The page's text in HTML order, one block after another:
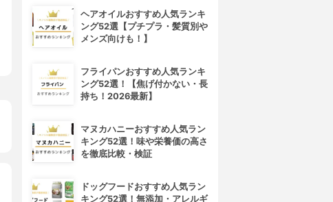
ヘアオイルおすすめ人気ランキ
ング52選【プチプラ・髪質別や
メンズ向けも！】
フライパンおすすめ人気ランキ
ング52選！【焦げ付かない・長
持ち！2026最新】
マヌカハニーおすすめ人気ラン
キング52選！味や栄養価の高さ
を徹底比較・検証
ドッグフードおすすめ人気ラン
キング52選！無添加・アレルギ